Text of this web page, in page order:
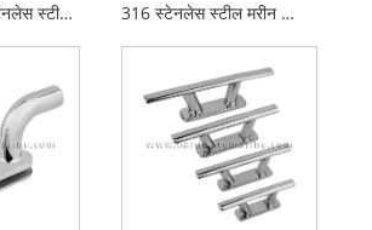
सागरी बोट 316 स्टेनलेस स्टील स्टॅघॉर्न बोलार्ड 316 स्टेनलेस स्टील मरीन स्प्लिट बोलार्ड पिनसह